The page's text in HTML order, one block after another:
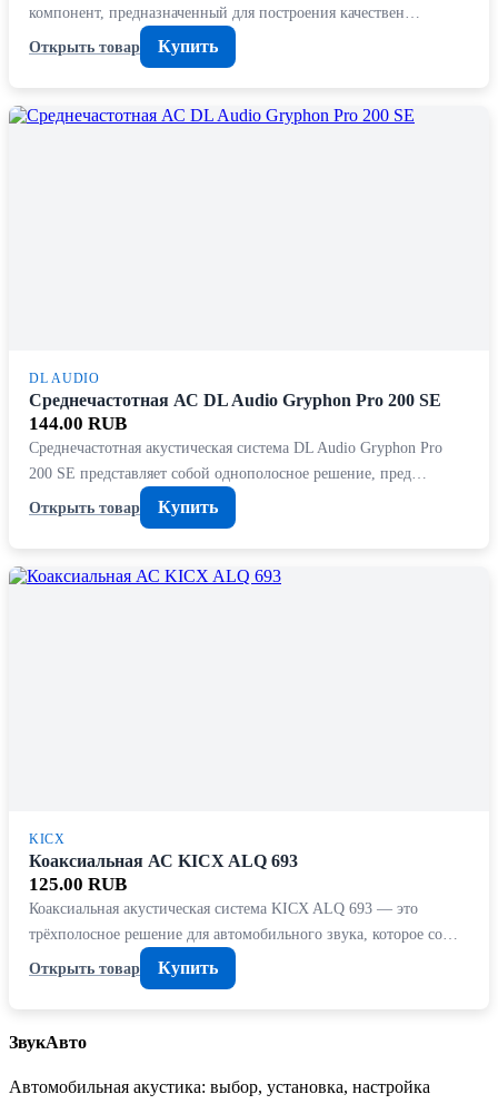
компонент, предназначенный для построения качествен…
Открыть товар
Купить
DL AUDIO
Среднечастотная АС DL Audio Gryphon Pro 200 SE
144.00 RUB
Среднечастотная акустическая система DL Audio Gryphon Pro
200 SE представляет собой однополосное решение, пред…
Открыть товар
Купить
KICX
Коаксиальная АС KICX ALQ 693
125.00 RUB
Коаксиальная акустическая система KICX ALQ 693 — это
трёхполосное решение для автомобильного звука, которое со…
Открыть товар
Купить
ЗвукАвто
Автомобильная акустика: выбор, установка, настройка